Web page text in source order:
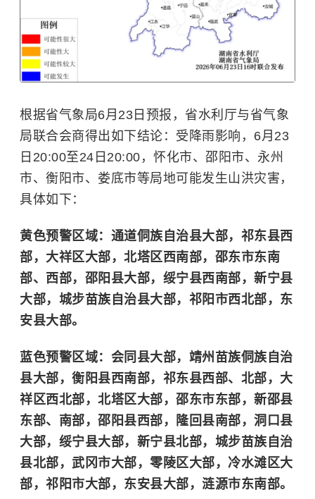
根据省气象局6月23日预报，省水利厅与省气象
局联合会商得出如下结论： 受降雨影响，6月23
日20:00至24日20:00，怀化市、邵阳市、永州
市、衡阳市、娄底市等局地可能发生山洪灾害，
具体如下：
黄色预警区域：通道侗族自治县大部，祁东县西
部，大祥区大部，北塔区西南部，邵东市东南
部、西部，邵阳县大部，绥宁县西南部，新宁县
大部，城步苗族自治县大部，祁阳市西北部，东
安县大部。
蓝色预警区域：会同县大部，靖州苗族侗族自治
县大部，衡阳县西南部，祁东县西部、北部，大
祥区西北部，北塔区大部，邵东市东部，新邵县
东部、南部，邵阳县西部，隆回县南部，洞口县
大部，绥宁县大部，新宁县北部，城步苗族自治
县北部，武冈市大部，零陵区大部，冷水滩区大
部，祁阳市大部，东安县大部，涟源市东南部。